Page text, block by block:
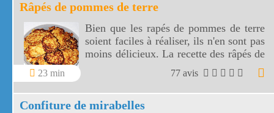
Râpés de pommes de terre
23 min
Bien que les rapés de pommes de terre
soient faciles à réaliser, ils n'en sont pas
moins délicieux. La recette des râpés de
pommes de terre a pour base des
produits de la région Lorraine, plus
précisément des Vosges.
77 avis
Confiture de mirabelles